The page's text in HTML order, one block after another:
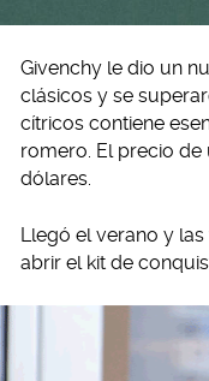
Givenchy le dio un
clásicos y se
cítricos contiene
romero. El precio de
dólares.
Llegó el verano y
abrir el kit de